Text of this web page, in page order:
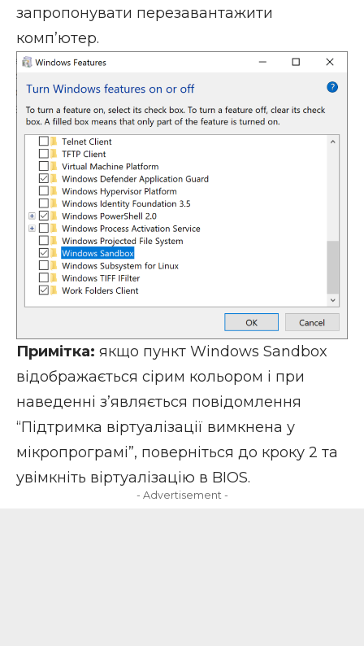
запропонувати перезавантажити
комп’ютер.
Примітка: якщо пункт Windows Sandbox
відображається сірим кольором і при
наведенні з’являється повідомлення
“Підтримка віртуалізації вимкнена у
мікропрограмі”, поверніться до кроку 2 та
увімкніть віртуалізацію в BIOS.
- Advertisement -